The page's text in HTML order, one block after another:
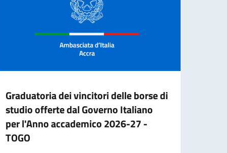
Graduatoria dei vincitori delle borse di
studio offerte dal Governo Italiano
per l'Anno accademico 2026-27 -
TOGO